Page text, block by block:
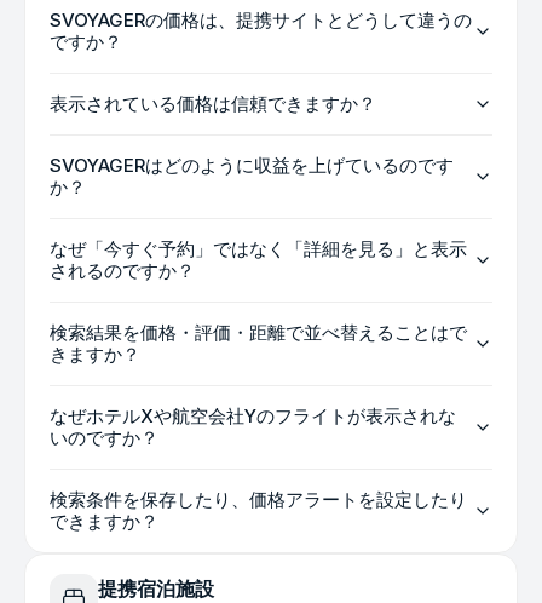
SVOYAGERの価格は、提携サイトとどうして違うの
ですか？
表示されている価格は信頼できますか？
SVOYAGERはどのように収益を上げているのです
か？
なぜ「今すぐ予約」ではなく「詳細を見る」と表示
されるのですか？
検索結果を価格・評価・距離で並べ替えることはで
きますか？
なぜホテルXや航空会社Yのフライトが表示されな
いのですか？
検索条件を保存したり、価格アラートを設定したり
できますか？
提携宿泊施設